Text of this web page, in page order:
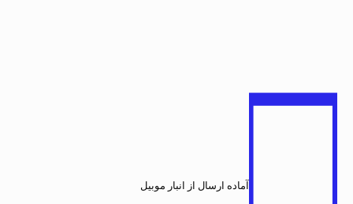
آماده ارسال از انبار موبیل